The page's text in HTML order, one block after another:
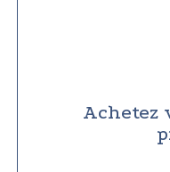
Achetez